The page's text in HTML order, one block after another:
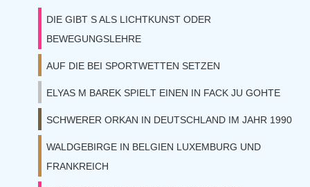
DIE GIBT S ALS LICHTKUNST ODER
BEWEGUNGSLEHRE
AUF DIE BEI SPORTWETTEN SETZEN
ELYAS M BAREK SPIELT EINEN IN FACK JU GOHTE
SCHWERER ORKAN IN DEUTSCHLAND IM JAHR 1990
WALDGEBIRGE IN BELGIEN LUXEMBURG UND
FRANKREICH